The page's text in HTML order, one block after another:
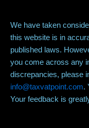
We have taken
this website is in
published laws.
you come across any
discrepancies, please
info@taxvatpoint.com.
Your feedback is